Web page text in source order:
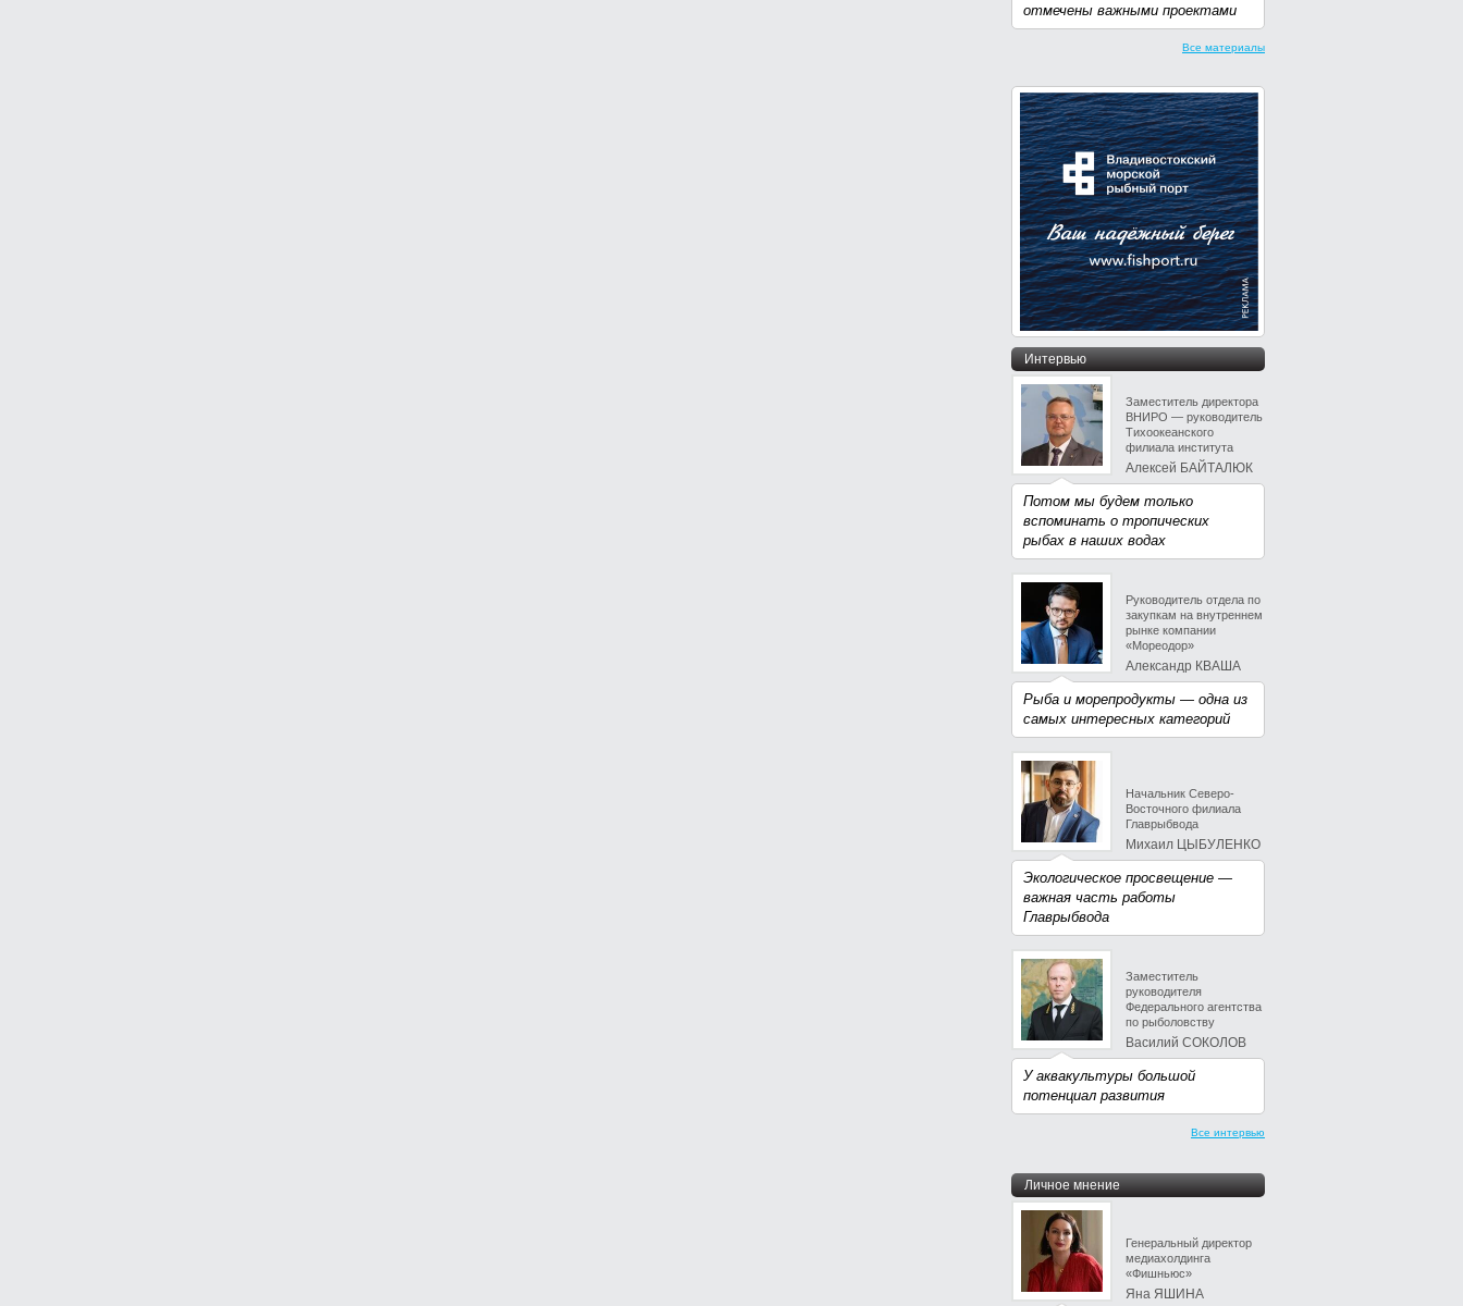
отмечены важными проектами
Все материалы
Интервью
Заместитель директора
ВНИРО — руководитель
Тихоокеанского
филиала института
Алексей БАЙТАЛЮК
Потом мы будем только
вспоминать о тропических
рыбах в наших водах
Руководитель отдела по
закупкам на внутреннем
рынке компании
«Мореодор»
Александр КВАША
Рыба и морепродукты — одна из
самых интересных категорий
Начальник Северо-
Восточного филиала
Главрыбвода
Михаил ЦЫБУЛЕНКО
Экологическое просвещение —
важная часть работы
Главрыбвода
Заместитель
руководителя
Федерального агентства
по рыболовству
Василий СОКОЛОВ
У аквакультуры большой
потенциал развития
Все интервью
Личное мнение
Генеральный директор
медиахолдинга
«Фишньюс»
Яна ЯШИНА